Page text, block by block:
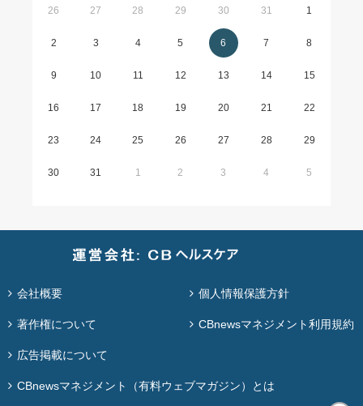
26 27 28 29 30 31 1
2 3 4 5 6 7 8
9 10 11 12 13 14 15
16 17 18 19 20 21 22
23 24 25 26 27 28 29
30 31 1 2 3 4 5
会社概要 個人情報保護方針
著作権について CBnewsマネジメント利用規約
広告掲載について
CBnewsマネジメント（有料ウェブマガジン）とは